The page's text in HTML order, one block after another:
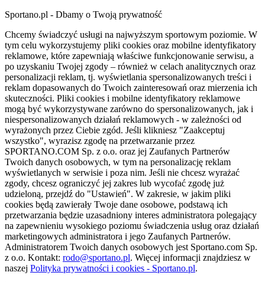
Sportano.pl - Dbamy o Twoją prywatność
Chcemy świadczyć usługi na najwyższym sportowym poziomie. W
tym celu wykorzystujemy pliki cookies oraz mobilne identyfikatory
reklamowe, które zapewniają właściwe funkcjonowanie serwisu, a
po uzyskaniu Twojej zgody – również w celach analitycznych oraz
personalizacji reklam, tj. wyświetlania spersonalizowanych treści i
reklam dopasowanych do Twoich zainteresowań oraz mierzenia ich
skuteczności. Pliki cookies i mobilne identyfikatory reklamowe
mogą być wykorzystywane zarówno do spersonalizowanych, jak i
niespersonalizowanych działań reklamowych - w zależności od
wyrażonych przez Ciebie zgód. Jeśli klikniesz "Zaakceptuj
wszystko", wyrazisz zgodę na przetwarzanie przez
SPORTANO.COM Sp. z o.o. oraz jej Zaufanych Partnerów
Twoich danych osobowych, w tym na personalizację reklam
wyświetlanych w serwisie i poza nim. Jeśli nie chcesz wyrażać
zgody, chcesz ograniczyć jej zakres lub wycofać zgodę już
udzieloną, przejdź do "Ustawień". W zakresie, w jakim pliki
cookies będą zawierały Twoje dane osobowe, podstawą ich
przetwarzania będzie uzasadniony interes administratora polegający
na zapewnieniu wysokiego poziomu świadczenia usług oraz działań
marketingowych administratora i jego Zaufanych Partnerów.
Administratorem Twoich danych osobowych jest Sportano.com Sp.
z o.o. Kontakt: rodo@sportano.pl. Więcej informacji znajdziesz w
naszej Polityka prywatności i cookies - Sportano.pl.